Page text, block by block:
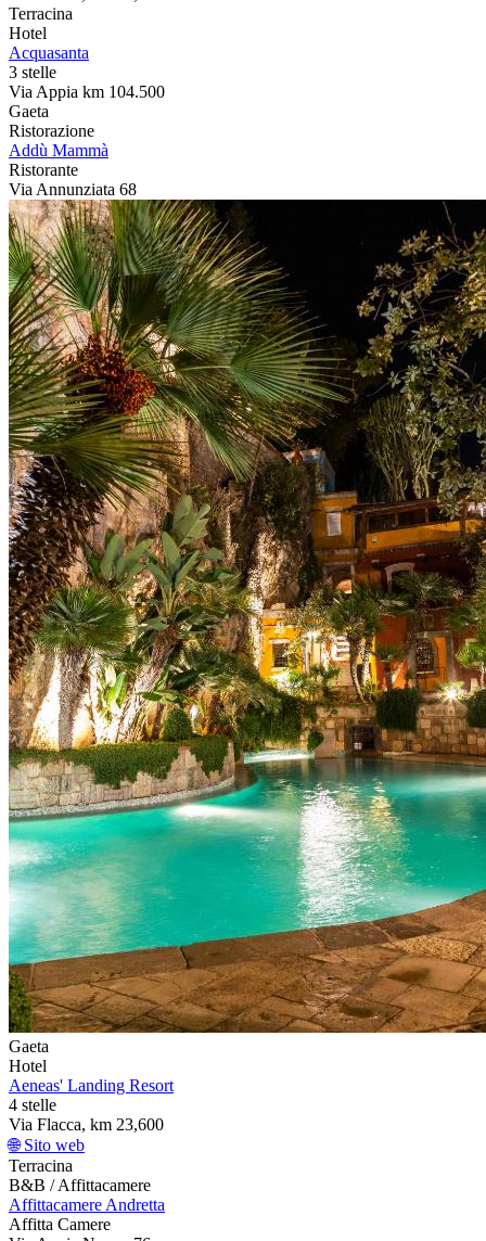
Terracina
Hotel
Acquasanta
3 stelle
Via Appia km 104.500
Gaeta
Ristorazione
Addù Mammà
Ristorante
Via Annunziata 68
Gaeta
Hotel
Aeneas' Landing Resort
4 stelle
Via Flacca, km 23,600
🌐 Sito web
Terracina
B&B / Affittacamere
Affittacamere Andretta
Affitta Camere